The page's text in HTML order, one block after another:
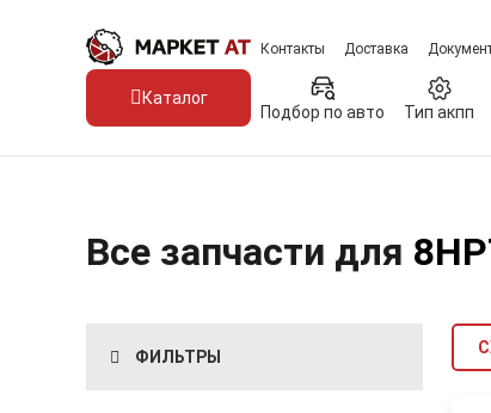
Контакты Доставка
Каталог
Подбор по авто Тип акпп
Все запчасти для
ФИЛЬТРЫ